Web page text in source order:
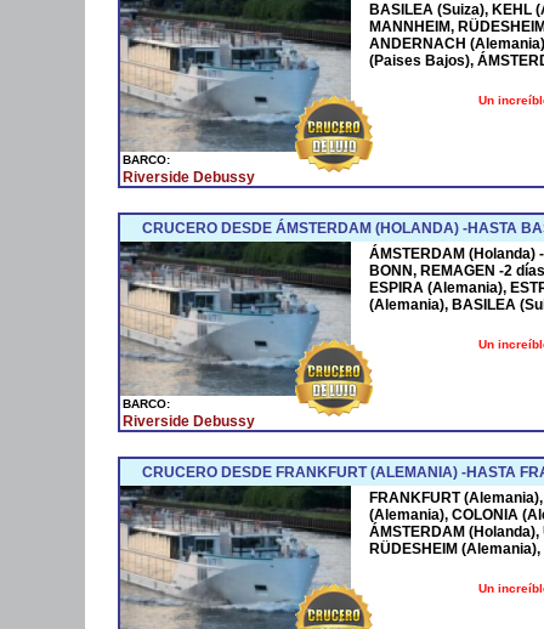
BARCO:
Riverside Debussy
BASILEA (Suiza), KEHL
MANNHEIM,
ANDERNACH
(Paises Bajos),
Un
CRUCERO DESDE ÁMSTERDAM (HOLANDA) -HASTA
BARCO:
Riverside Debussy
ÁMSTERDAM (Holanda)
BONN, REMAGEN -2
ESPIRA (Alemania),
(Alemania), BASILEA
Un
CRUCERO DESDE FRANKFURT (ALEMANIA) -HASTA
FRANKFURT
(Alemania), COLONIA
ÁMSTERDAM (Holanda),
RÜDESHEIM
Un